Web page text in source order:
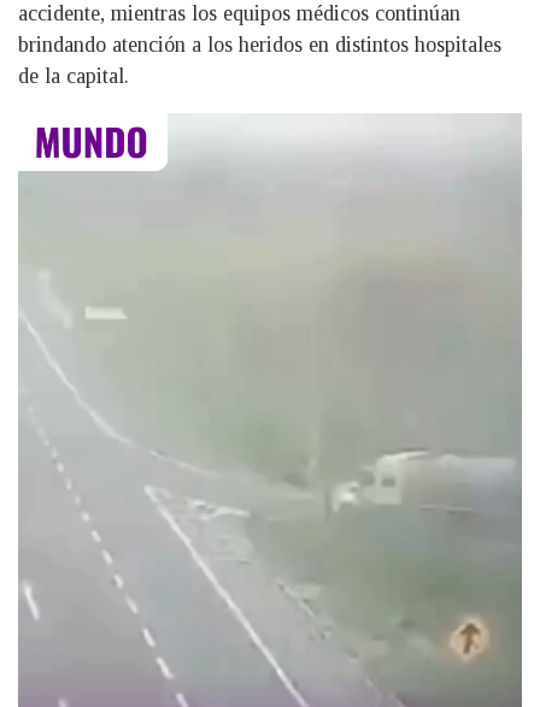
accidente, mientras los equipos médicos continúan
brindando atención a los heridos en distintos hospitales
de la capital.